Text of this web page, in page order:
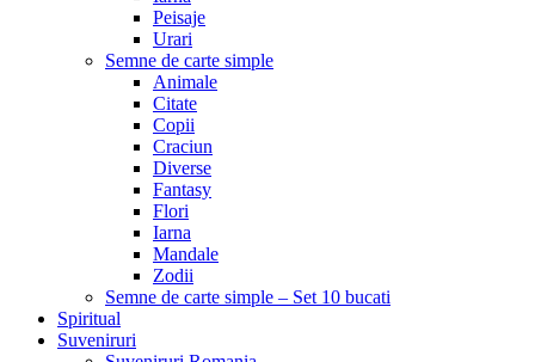
Peisaje
Urari
Semne de carte simple
Animale
Citate
Copii
Craciun
Diverse
Fantasy
Flori
Iarna
Mandale
Zodii
Semne de carte simple – Set 10 bucati
Spiritual
Suveniruri